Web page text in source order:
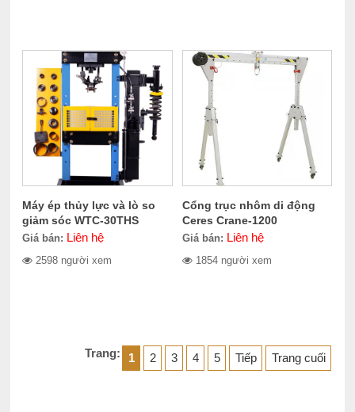
Máy ép thủy lực và lò so
giảm sóc WTC-30THS
Giá bán: Liên hệ
2598 người xem
Cổng trục nhôm di động
Ceres Crane-1200
Giá bán: Liên hệ
1854 người xem
Trang: 1 2 3 4 5 Tiếp Trang cuối